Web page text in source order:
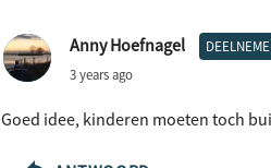
Anny Hoefnagel
3 years ago
Goed idee, kinderen moeten toch